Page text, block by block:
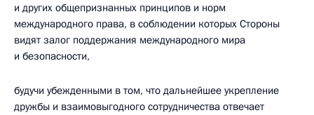
и других общепризнанных принципов и норм
международного права, в соблюдении которых Стороны
видят залог поддержания международного мира
и безопасности,
будучи убежденными в том, что дальнейшее укрепление
дружбы и взаимовыгодного сотрудничества отвечает